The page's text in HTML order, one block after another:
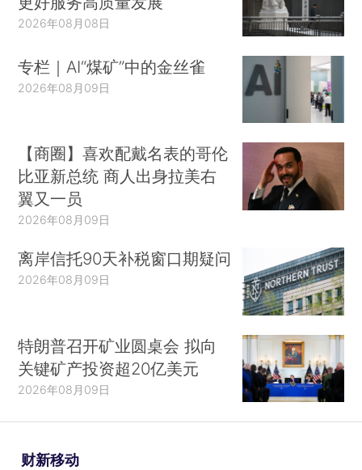
2026年08月08日
专栏｜AI“煤矿”中的金丝雀
2026年08月09日
【商圈】喜欢配戴名表的哥伦
比亚新总统 商人出身拉美右
翼又一员
2026年08月09日
离岸信托90天补税窗口期疑问
2026年08月09日
特朗普召开矿业圆桌会 拟向
关键矿产投资超20亿美元
2026年08月09日
财新移动